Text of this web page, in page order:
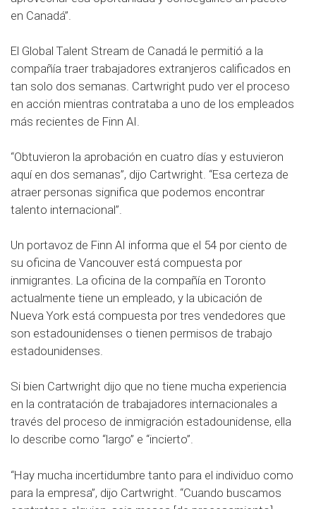
en Canadá”.
El Global Talent Stream de Canadá le permitió a la
compañía traer trabajadores extranjeros calificados en
tan solo dos semanas. Cartwright pudo ver el proceso
en acción mientras contrataba a uno de los empleados
más recientes de Finn AI.
“Obtuvieron la aprobación en cuatro días y estuvieron
aquí en dos semanas”, dijo Cartwright. “Esa certeza de
atraer personas significa que podemos encontrar
talento internacional”.
Un portavoz de Finn AI informa que el 54 por ciento de
su oficina de Vancouver está compuesta por
inmigrantes. La oficina de la compañía en Toronto
actualmente tiene un empleado, y la ubicación de
Nueva York está compuesta por tres vendedores que
son estadounidenses o tienen permisos de trabajo
estadounidenses.
Si bien Cartwright dijo que no tiene mucha experiencia
en la contratación de trabajadores internacionales a
través del proceso de inmigración estadounidense, ella
lo describe como “largo” e “incierto”.
“Hay mucha incertidumbre tanto para el individuo como
para la empresa”, dijo Cartwright. “Cuando buscamos